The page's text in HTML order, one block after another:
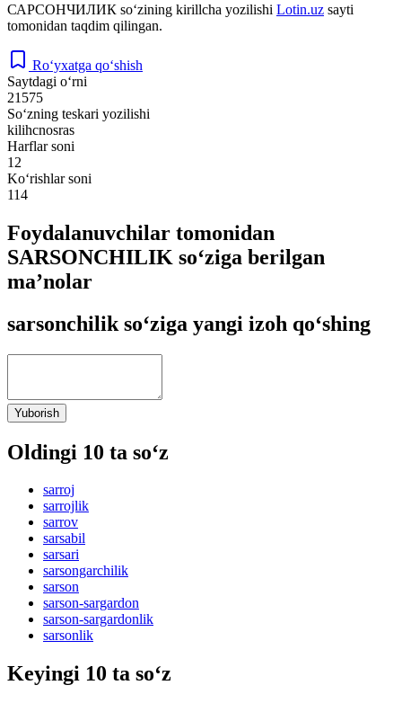
САРСОНЧИЛИК so‘zining kirillcha yozilishi Lotin.uz sayti
tomonidan taqdim qilingan.
Ro‘yxatga qo‘shish
Saytdagi o‘rni
21575
So‘zning teskari yozilishi
kilihcnosras
Harflar soni
12
Ko‘rishlar soni
114
Foydalanuvchilar tomonidan
SARSONCHILIK so‘ziga berilgan
ma’nolar
sarsonchilik so‘ziga yangi izoh qo‘shing
Yuborish
Oldingi 10 ta so‘z
sarroj
sarrojlik
sarrov
sarsabil
sarsari
sarsongarchilik
sarson
sarson-sargardon
sarson-sargardonlik
sarsonlik
Keyingi 10 ta so‘z